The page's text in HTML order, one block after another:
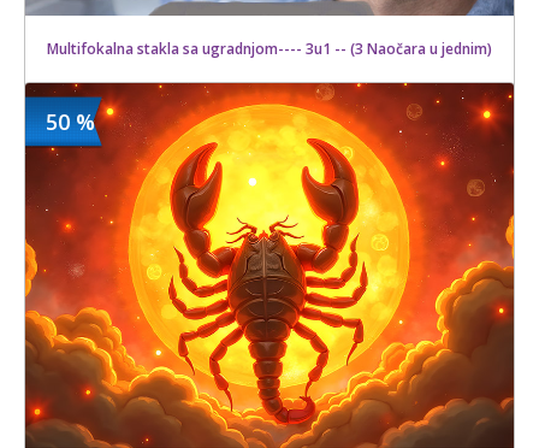
Multifokalna stakla sa ugradnjom---- 3u1 -- (3 Naočara u jednim)
Kupljeno
18 kom.
14000 din
25000 din
50 %